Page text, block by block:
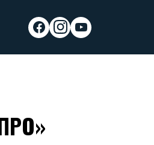
facebookinstagram
youtube